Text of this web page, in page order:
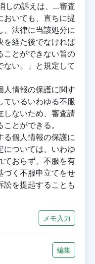
しの訴えは、…審査
おいても、直ちに提
、法律に当該処分に
を経た後でなければ
ことができない旨の
ない。」と規定して
人情報の保護に関す
ているいわゆる不服
しないため、審査請
とができる。
る個人情報の保護に
については、いわゆ
ておらず、不服を有
づく不服申立てをせ
を提起することも
メモ入力
編集